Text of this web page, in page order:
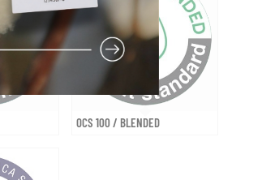
OCS 100 / BLENDED